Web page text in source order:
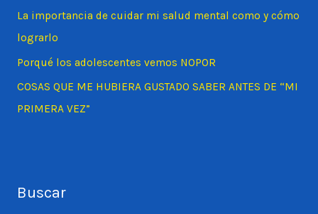
La importancia de cuidar mi salud mental como y cómo
lograrlo
Porqué los adolescentes vemos NOPOR
COSAS QUE ME HUBIERA GUSTADO SABER ANTES DE “MI
PRIMERA VEZ”
Buscar